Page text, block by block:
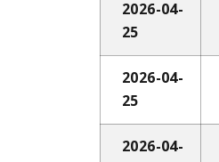
2026-04-
25
2026-04-
25
2026-04-